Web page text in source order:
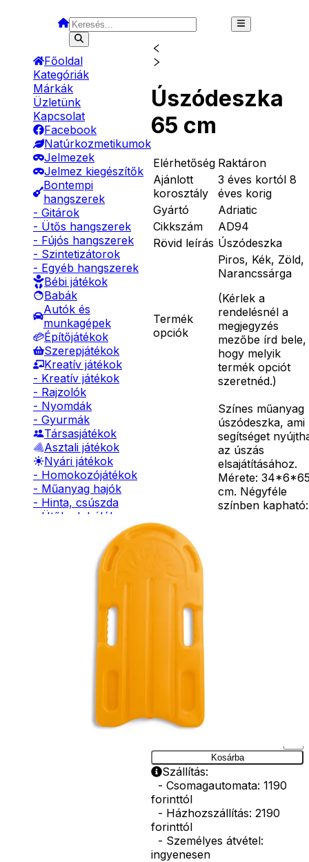
Főoldal
Kategóriák
Márkák
Üzletünk
Kapcsolat
Facebook
Natúrkozmetikumok
Jelmezek
Jelmez kiegészítők
Bontempi
hangszerek
- Gitárok
- Ütős hangszerek
- Fújós hangszerek
- Szintetizátorok
- Egyéb hangszerek
Bébi játékok
Babák
Autók és
munkagépek
Építőjátékok
Szerepjátékok
Kreatív játékok
- Kreatív játékok
- Rajzolók
- Nyomdák
- Gyurmák
Társasjátékok
Asztali játékok
Nyári játékok
- Homokozójátékok
- Műanyag hajók
- Hinta, csúszda
- Ütők, dobálók
- Egyéb nyári játékok
Lábbal hajtós
Úszódeszka
65 cm
Elérhetőség Raktáron
Ajánlott
korosztály
3 éves kortól 8
éves korig
Gyártó
Adriatic
Cikkszám
AD94
Rövid leírás Úszódeszka
Termék
opciók
Piros, Kék, Zöld,
Narancssárga
(Kérlek a
rendelésnél a
megjegyzés
mezőbe írd bele,
hogy melyik
termék opciót
szeretnéd.)
Részletes
leírás
Színes műanyag
úszódeszka, ami
segítséget
az úszás
elsajátításához.
Mérete:
cm. Négyféle
színben kapható:
Ár
Kosárba
Szállítás:
- Csomagautomata: 1190
forinttól
- Házhozszállítás: 2190
forinttól
- Személyes átvétel:
ingyenesen